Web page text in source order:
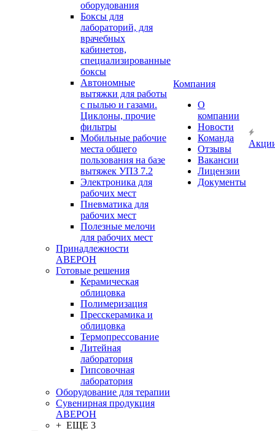
оборудования
Боксы для
лабораторий, для
врачебных
кабинетов,
специализированные
боксы
Автономные
вытяжки для работы
с пылью и газами.
Циклоны, прочие
фильтры
Мобильные рабочие
места общего
пользования на базе
вытяжек УПЗ 7.2
Электроника для
рабочих мест
Пневматика для
рабочих мест
Полезные мелочи
для рабочих мест
Принадлежности
АВЕРОН
Готовые решения
Керамическая
облицовка
Полимеризация
Пресскерамика и
облицовка
Термопрессование
Литейная
лаборатория
Гипсовочная
лаборатория
Оборудование для терапии
Сувенирная продукция
АВЕРОН
+ ЕЩЕ 3
Компания
О
компании
Новости
Команда
Отзывы
Вакансии
Лицензии
Документы